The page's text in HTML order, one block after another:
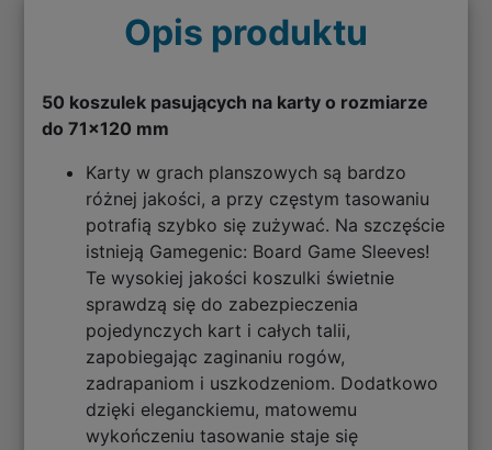
Opis produktu
50 koszulek pasujących na karty o rozmiarze
do 71x120 mm
Karty w grach planszowych są bardzo
różnej jakości, a przy częstym tasowaniu
potrafią szybko się zużywać. Na szczęście
istnieją Gamegenic: Board Game Sleeves!
Te wysokiej jakości koszulki świetnie
sprawdzą się do zabezpieczenia
pojedynczych kart i całych talii,
zapobiegając zaginaniu rogów,
zadrapaniom i uszkodzeniom. Dodatkowo
dzięki eleganckiemu, matowemu
wykończeniu tasowanie staje się